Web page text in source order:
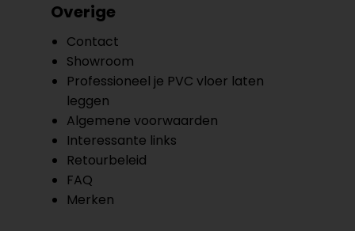
Overige
Contact
Showroom
Professioneel je PVC vloer laten
leggen
Algemene voorwaarden
Interessante links
Retourbeleid
FAQ
Merken